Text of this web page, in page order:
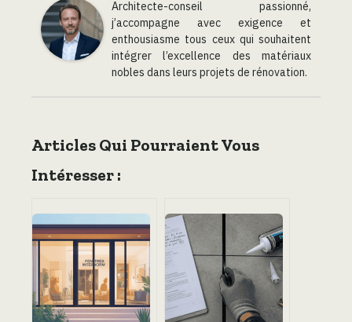
Architecte-conseil passionné,
j’accompagne avec exigence et
enthousiasme tous ceux qui souhaitent
intégrer l’excellence des matériaux
nobles dans leurs projets de rénovation.
Articles Qui Pourraient Vous
Intéresser :